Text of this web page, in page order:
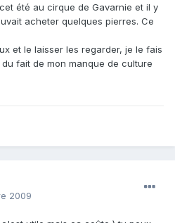
été au cirque de Gavarnie et il y
acheter quelques pierres. Ce
et le laisser les regarder, je le fais
fait de mon manque de culture
2009